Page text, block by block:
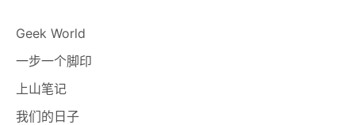
Geek World
一步一个脚印
上山笔记
我们的日子